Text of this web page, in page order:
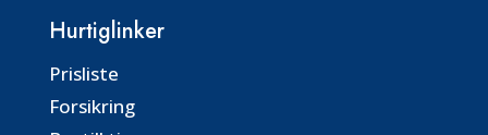
Hurtiglinker
Prisliste
Forsikring